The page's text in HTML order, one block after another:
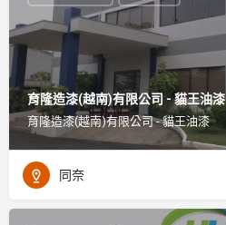
育隆造漆(越南)有限公司 - 貓王油漆
育隆造漆(越南)有限公司 - 貓王油漆
同奈